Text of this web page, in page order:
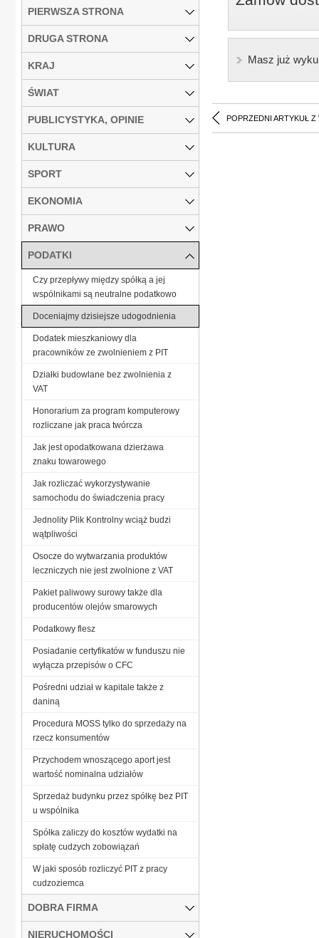
Masz już
POPRZEDNI ARTYKUŁ Z
PIERWSZA STRONA
DRUGA STRONA
KRAJ
ŚWIAT
PUBLICYSTYKA, OPINIE
KULTURA
SPORT
EKONOMIA
PRAWO
PODATKI
Czy przepływy między spółką a jej
wspólnikami są neutralne podatkowo
Doceniajmy dzisiejsze udogodnienia
Dodatek mieszkaniowy dla
pracowników ze zwolnieniem z PIT
Działki budowlane bez zwolnienia z
VAT
Honorarium za program komputerowy
rozliczane jak praca twórcza
Jak jest opodatkowana dzierżawa
znaku towarowego
Jak rozliczać wykorzystywanie
samochodu do świadczenia pracy
Jednolity Plik Kontrolny wciąż budzi
wątpliwości
Osocze do wytwarzania produktów
leczniczych nie jest zwolnione z VAT
Pakiet paliwowy surowy także dla
producentów olejów smarowych
Podatkowy flesz
Posiadanie certyfikatów w funduszu nie
wyłącza przepisów o CFC
Pośredni udział w kapitale także z
daniną
Procedura MOSS tylko do sprzedaży na
rzecz konsumentów
Przychodem wnoszącego aport jest
wartość nominalna udziałów
Sprzedaż budynku przez spółkę bez PIT
u wspólnika
Spółka zaliczy do kosztów wydatki na
spłatę cudzych zobowiązań
W jaki sposób rozliczyć PIT z pracy
cudzoziemca
DOBRA FIRMA
NIERUCHOMOŚCI